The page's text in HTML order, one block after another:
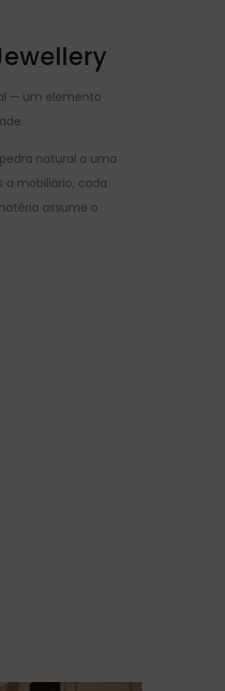
— um elemento
natural a uma
a mobiliário, cada
assume o